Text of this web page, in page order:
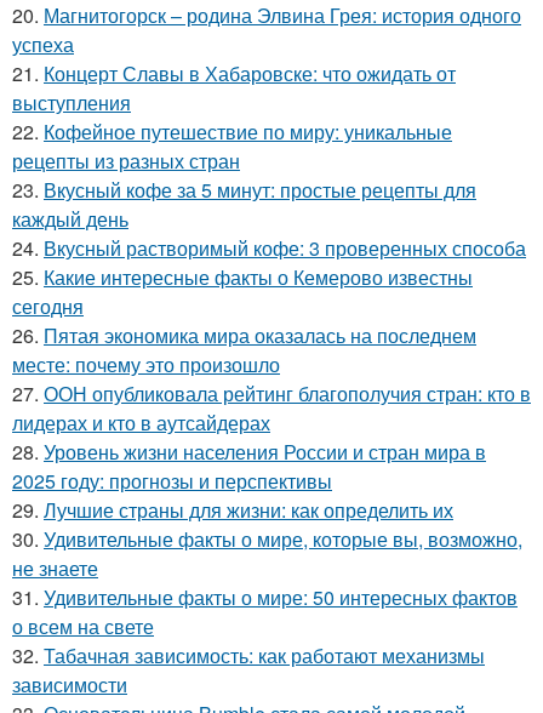
20. Магнитогорск – родина Элвина Грея: история одного
успеха
21. Концерт Славы в Хабаровске: что ожидать от
выступления
22. Кофейное путешествие по миру: уникальные
рецепты из разных стран
23. Вкусный кофе за 5 минут: простые рецепты для
каждый день
24. Вкусный растворимый кофе: 3 проверенных способа
25. Какие интересные факты о Кемерово известны
сегодня
26. Пятая экономика мира оказалась на последнем
месте: почему это произошло
27. ООН опубликовала рейтинг благополучия стран: кто в
лидерах и кто в аутсайдерах
28. Уровень жизни населения России и стран мира в
2025 году: прогнозы и перспективы
29. Лучшие страны для жизни: как определить их
30. Удивительные факты о мире, которые вы, возможно,
не знаете
31. Удивительные факты о мире: 50 интересных фактов
о всем на свете
32. Табачная зависимость: как работают механизмы
зависимости